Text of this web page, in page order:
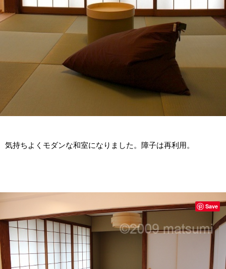
気持ちよくモダンな和室になりました。障子は再利用。
Save